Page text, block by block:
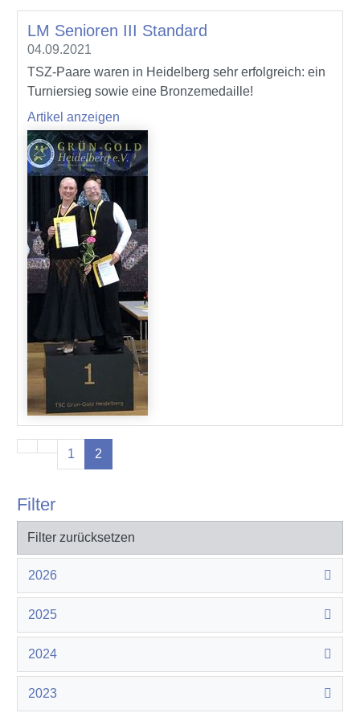
LM Senioren III Standard
04.09.2021
TSZ-Paare waren in Heidelberg sehr erfolgreich: ein
Turniersieg sowie eine Bronzemedaille!
Artikel anzeigen
1 2
Filter
Filter zurücksetzen
2026
2025
2024
2023